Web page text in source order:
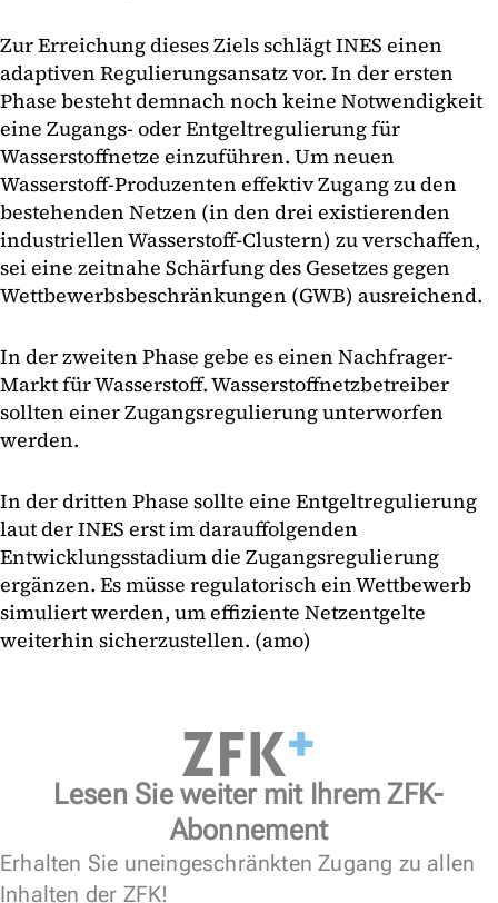
Zur Erreichung dieses Ziels schlägt INES einen
adaptiven Regulierungsansatz vor. In der ersten
Phase besteht demnach noch keine Notwendigkeit
eine Zugangs- oder Entgeltregulierung für
Wasserstoffnetze einzuführen. Um neuen
Wasserstoff-Produzenten effektiv Zugang zu den
bestehenden Netzen (in den drei existierenden
industriellen Wasserstoff-Clustern) zu verschaffen,
sei eine zeitnahe Schärfung des Gesetzes gegen
Wettbewerbsbeschränkungen (GWB) ausreichend.
In der zweiten Phase gebe es einen Nachfrager-
Markt für Wasserstoff. Wasserstoffnetzbetreiber
sollten einer Zugangsregulierung unterworfen
werden.
In der dritten Phase sollte eine Entgeltregulierung
laut der INES erst im darauffolgenden
Entwicklungsstadium die Zugangsregulierung
ergänzen. Es müsse regulatorisch ein Wettbewerb
simuliert werden, um effiziente Netzentgelte
weiterhin sicherzustellen. (amo)
Lesen Sie weiter mit Ihrem ZFK-
Abonnement
Erhalten Sie uneingeschränkten Zugang zu allen
Inhalten der ZFK!